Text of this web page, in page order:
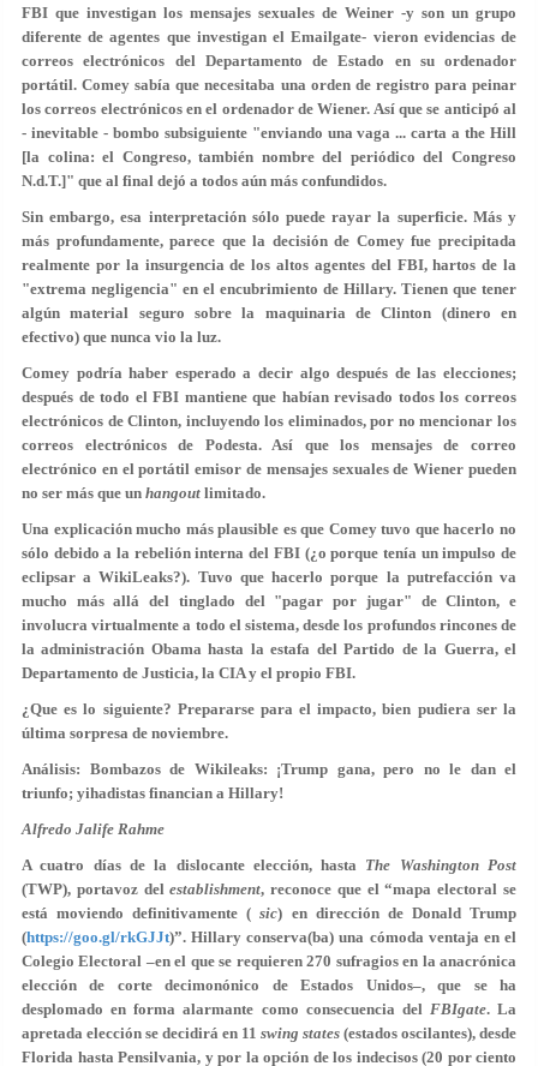
FBI que investigan los mensajes sexuales de Weiner -y son un grupo
diferente de agentes que investigan el Emailgate- vieron evidencias de
correos electrónicos del Departamento de Estado en su ordenador
portátil. Comey sabía que necesitaba una orden de registro para peinar
los correos electrónicos en el ordenador de Wiener. Así que se anticipó al
- inevitable - bombo subsiguiente "enviando una vaga ... carta a the Hill
[la colina: el Congreso, también nombre del periódico del Congreso
N.d.T.]" que al final dejó a todos aún más confundidos.
Sin embargo, esa interpretación sólo puede rayar la superficie. Más y
más profundamente, parece que la decisión de Comey fue precipitada
realmente por la insurgencia de los altos agentes del FBI, hartos de la
"extrema negligencia" en el encubrimiento de Hillary. Tienen que tener
algún material seguro sobre la maquinaria de Clinton (dinero en
efectivo) que nunca vio la luz.
Comey podría haber esperado a decir algo después de las elecciones;
después de todo el FBI mantiene que habían revisado todos los correos
electrónicos de Clinton, incluyendo los eliminados, por no mencionar los
correos electrónicos de Podesta. Así que los mensajes de correo
electrónico en el portátil emisor de mensajes sexuales de Wiener pueden
no ser más que un hangout limitado.
Una explicación mucho más plausible es que Comey tuvo que hacerlo no
sólo debido a la rebelión interna del FBI (¿o porque tenía un impulso de
eclipsar a WikiLeaks?). Tuvo que hacerlo porque la putrefacción va
mucho más allá del tinglado del "pagar por jugar" de Clinton, e
involucra virtualmente a todo el sistema, desde los profundos rincones de
la administración Obama hasta la estafa del Partido de la Guerra, el
Departamento de Justicia, la CIA y el propio FBI.
¿Que es lo siguiente? Prepararse para el impacto, bien pudiera ser la
última sorpresa de noviembre.
Análisis: Bombazos de Wikileaks: ¡Trump gana, pero no le dan el
triunfo; yihadistas financian a Hillary!
Alfredo Jalife Rahme
A cuatro días de la dislocante elección, hasta The Washington Post
(TWP), portavoz delestablishment, reconoce que el “mapa electoral se
está moviendo definitivamente (sic) en dirección de Donald Trump
(https://goo.gl/rkGJJt)”. Hillary conserva(ba) una cómoda ventaja en el
Colegio Electoral –en el que se requieren 270 sufragios en la anacrónica
elección de corte decimonónico de Estados Unidos–, que se ha
desplomado en forma alarmante como consecuencia del FBIgate. La
apretada elección se decidirá en 11 swing states (estados oscilantes), desde
Florida hasta Pensilvania, y por la opción de los indecisos (20 por ciento